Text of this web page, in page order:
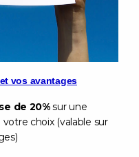
vos avantages
de 20%sur une
choix (valable sur